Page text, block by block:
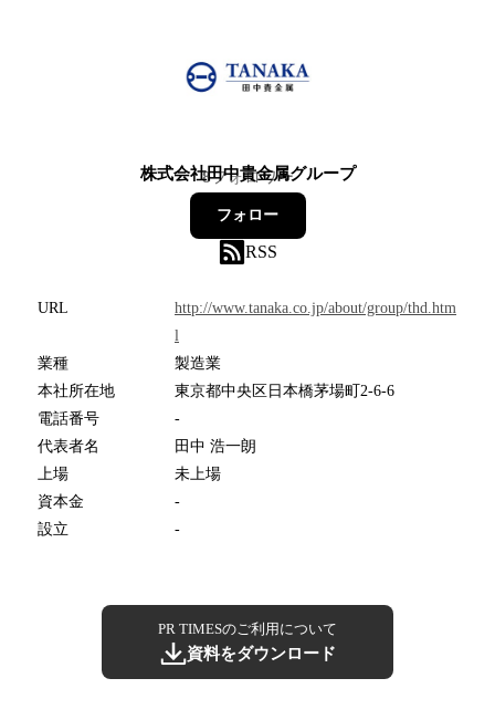
株式会社田中貴金属グループ
8フォロワー
フォロー
RSS
URL
http://www.tanaka.co.jp/about/group/thd.htm
l
業種
製造業
本社所在地
東京都中央区日本橋茅場町2-6-6
電話番号
-
代表者名
田中 浩一朗
上場
未上場
資本金
-
設立
-
PR TIMESのご利用について
資料をダウンロード